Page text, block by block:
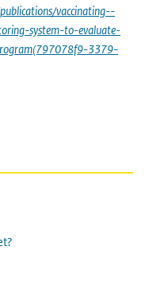
vaccinating--
system-to-evaluate-
3379-
link)